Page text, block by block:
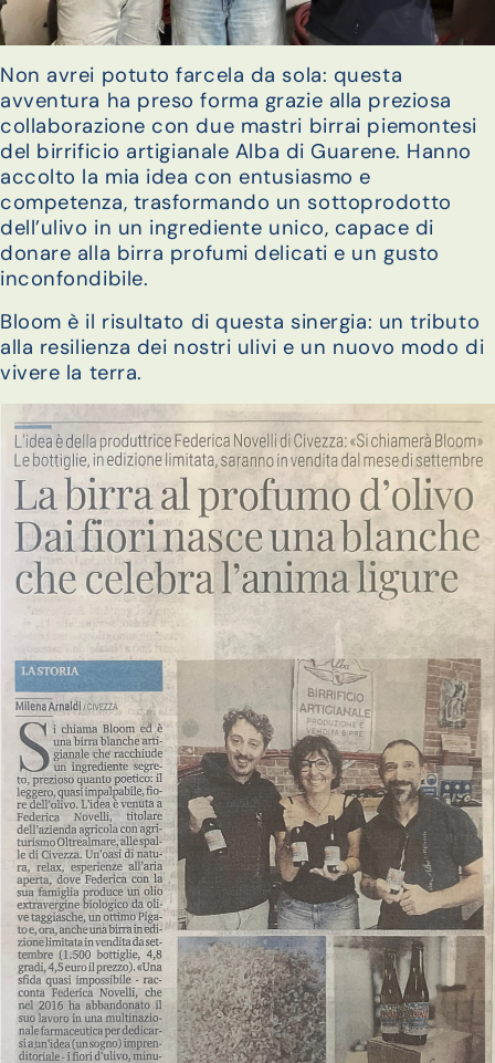
Non avrei potuto farcela da sola: questa
avventura ha preso forma grazie alla preziosa
collaborazione con due mastri birrai piemontesi
del birrificio artigianale Alba di Guarene. Hanno
accolto la mia idea con entusiasmo e
competenza, trasformando un sottoprodotto
dell’ulivo in un ingrediente unico, capace di
donare alla birra profumi delicati e un gusto
inconfondibile.
Bloom è il risultato di questa sinergia: un tributo
alla resilienza dei nostri ulivi e un nuovo modo di
vivere la terra.